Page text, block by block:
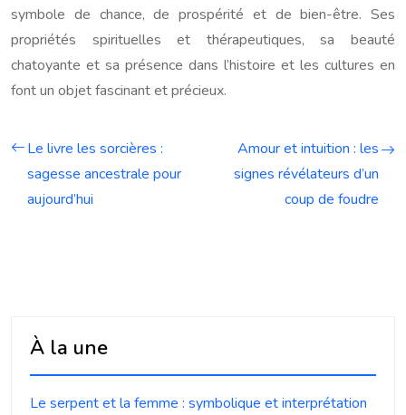
symbole de chance, de prospérité et de bien-être. Ses
propriétés spirituelles et thérapeutiques, sa beauté
chatoyante et sa présence dans l’histoire et les cultures en
font un objet fascinant et précieux.
Le livre les sorcières :
sagesse ancestrale pour
aujourd’hui
Amour et intuition : les
signes révélateurs d’un
coup de foudre
À la une
Le serpent et la femme : symbolique et interprétation